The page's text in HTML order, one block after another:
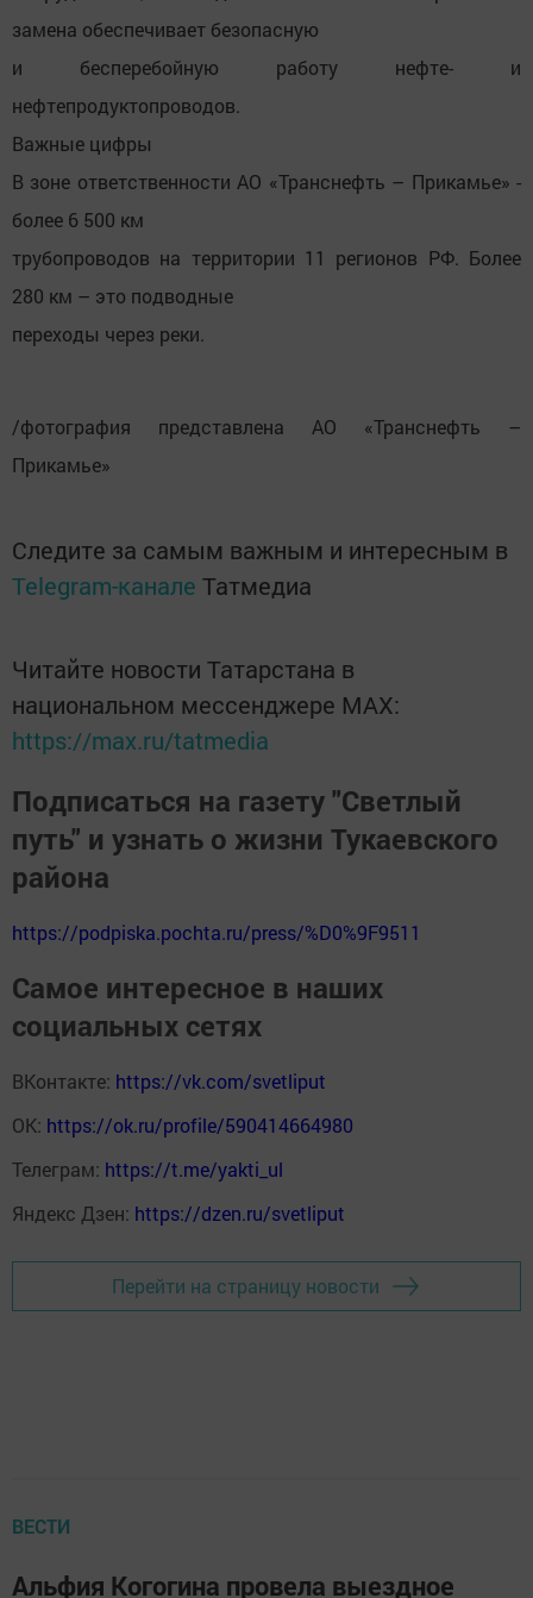
замена обеспечивает безопасную
и бесперебойную работу нефте- и
нефтепродуктопроводов.
Важные цифры
В зоне ответственности АО «Транснефть – Прикамье» -
более 6 500 км
трубопроводов на территории 11 регионов РФ. Более
280 км – это подводные
переходы через реки.
/фотография представлена АО «Транснефть –
Прикамье»
Следите за самым важным и интересным в
Telegram-канале Татмедиа
Читайте новости Татарстана в
национальном мессенджере MАХ:
https://max.ru/tatmedia
Подписаться на газету "Светлый
путь" и узнать о жизни Тукаевского
района
https://podpiska.pochta.ru/press/%D0%9F9511
Самое интересное в наших
социальных сетях
ВКонтакте: https://vk.com/svetliput
ОК: https://ok.ru/profile/590414664980
Телеграм: https://t.me/yakti_ul
Яндекс Дзен: https://dzen.ru/svetliput
Перейти на страницу новости
ВЕСТИ
Альфия Когогина провела выездное